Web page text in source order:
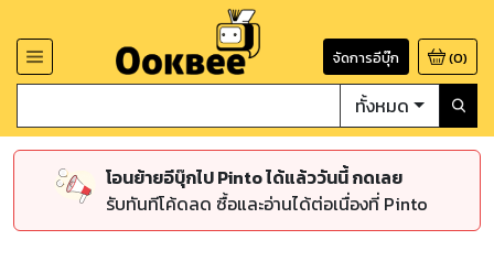
จัดการอีบุ๊ก (0)
ทั้งหมด
โอนย้ายอีบุ๊กไป Pinto ได้แล้ววันนี้ กดเลย
รับทันทีโค้ดลด ซื้อและอ่านได้ต่อเนื่องที่ Pinto